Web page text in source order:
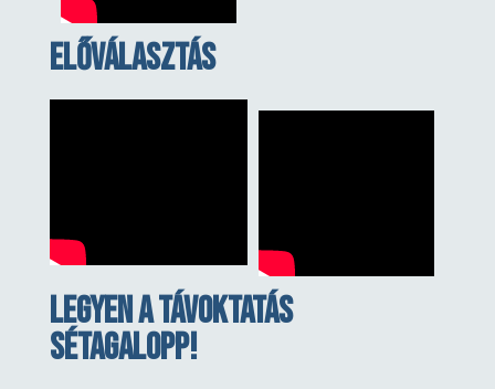
Előválasztás
Legyen a távoktatás
sétagalopp!